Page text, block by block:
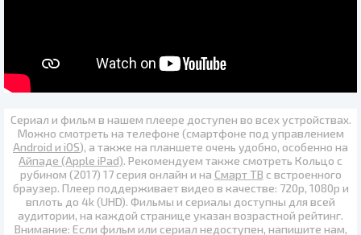
Сериал и фильм в нашем плеере доступен во всех устройствах.
Можно смотреть на телефоне (смартфоне под управлением
Android и iOS), а также на планшете очень удобно, особенно на
Айпаде (Apple iPad). Рекомендуем также смотреть Кольцо с
рубином (2017) 17 серия онлайн и на Смарт ТВ с встроенного
браузер. Плеер поддерживает видео в качестве: 720p, 1080p и
вплоть до 4k (UHD). Фильмы и сериалы доступны для всей
аудитории, на каждой странице указан возрастной рейтинг.
Внимание: Если фильм или сериал недоступен, напишите нам,